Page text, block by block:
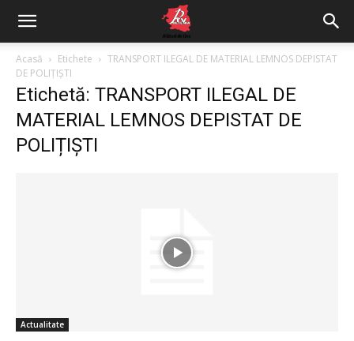
Acasă Etichete
TRANSPORT ILEGAL DE MATERIAL LEMNOS DEPISTAT
DE POLIȚIȘTI
Etichetă: TRANSPORT ILEGAL DE
MATERIAL LEMNOS DEPISTAT DE
POLIȚIȘTI
Actualitate